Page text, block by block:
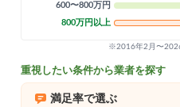
閉じる
600〜800万円
800万円以上
※2016年2月〜
重視したい条件から業者を探す
満足率で選ぶ